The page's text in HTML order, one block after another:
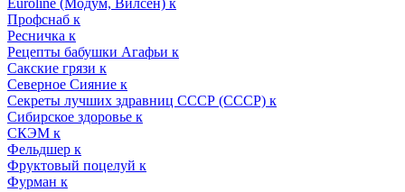
Euroline (Модум, Вилсен) к
Профснаб к
Ресничка к
Рецепты бабушки Агафьи к
Сакские грязи к
Северное Сияние к
Секреты лучших здравниц СССР (СССР) к
Сибирское здоровье к
СКЭМ к
Фельдшер к
Фруктовый поцелуй к
Фурман к